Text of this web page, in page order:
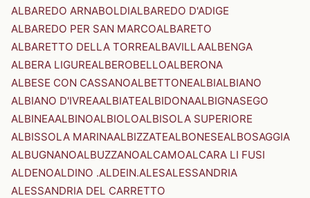
ALBAREDO ARNABOLDIALBAREDO D'ADIGE
ALBAREDO PER SAN MARCOALBARETO
ALBARETTO DELLA TORREALBAVILLAALBENGA
ALBERA LIGUREALBEROBELLOALBERONA
ALBESE CON CASSANOALBETTONEALBIALBIANO
ALBIANO D'IVREAALBIATEALBIDONAALBIGNASEGO
ALBINEAALBINOALBIOLOALBISOLA SUPERIORE
ALBISSOLA MARINAALBIZZATEALBONESEALBOSAGGIA
ALBUGNANOALBUZZANOALCAMOALCARA LI FUSI
ALDENOALDINO .ALDEIN.ALESALESSANDRIA
ALESSANDRIA DEL CARRETTO